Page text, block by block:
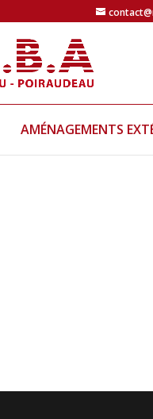
AMÉNAGEMENTS